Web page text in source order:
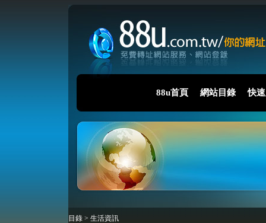
88u首頁 網站目錄 快
目錄 > 生活資訊